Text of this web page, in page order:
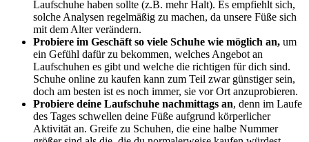
Laufschuhe haben sollte (z.B. mehr Halt). Es empfiehlt sich,
solche Analysen regelmäßig zu machen, da unsere Füße sich
mit dem Alter verändern.
Probiere im Geschäft so viele Schuhe wie möglich an, um
ein Gefühl dafür zu bekommen, welches Angebot an
Laufschuhen es gibt und welche die richtigen für dich sind.
Schuhe online zu kaufen kann zum Teil zwar günstiger sein,
doch am besten ist es noch immer, sie vor Ort anzuprobieren.
Probiere deine Laufschuhe nachmittags an, denn im Laufe
des Tages schwellen deine Füße aufgrund körperlicher
Aktivität an. Greife zu Schuhen, die eine halbe Nummer